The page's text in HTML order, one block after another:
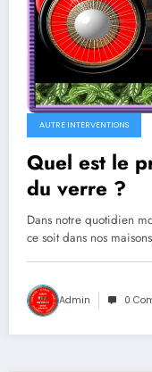
AUTRE INTERVENTIONS
Quel est le
du verre ?
Dans notre quotidien
ce soit dans nos
Admin 0